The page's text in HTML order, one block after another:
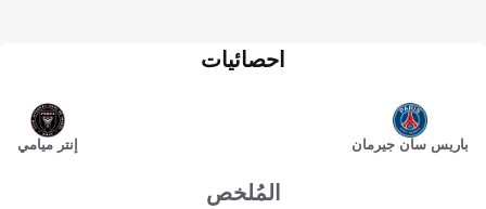
باريس سان جيرمان
احصائيات
إنتر ميامي
المُلخص